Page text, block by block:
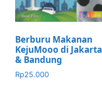
Berburu Makanan
KejuMooo di Jakarta
& Bandung
Rp25.000